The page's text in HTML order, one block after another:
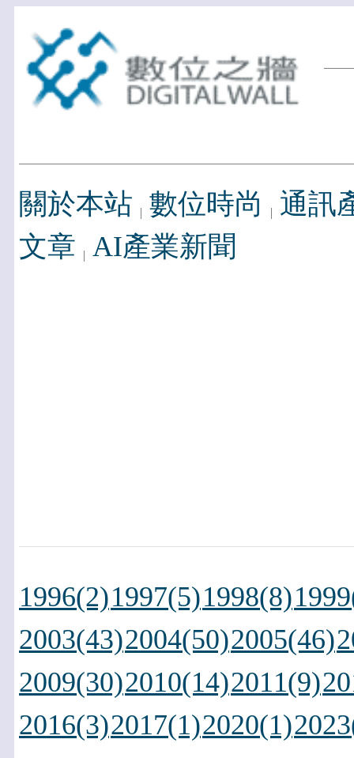
關於本站 數位時尚
通訊
文章 AI產業新聞
1996(2)1997(5)1998(8)
2003(43)2004(50)2005(46)
2009(30)2010(14)2011(9)
2016(3)2017(1)2020(1)